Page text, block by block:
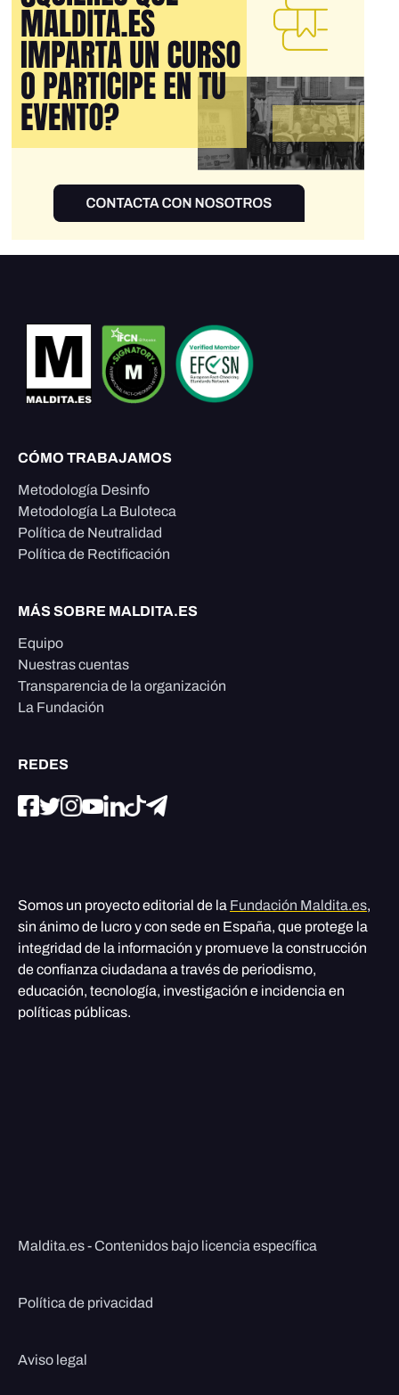
CÓMO TRABAJAMOS
Metodología Desinfo
Metodología La Buloteca
Política de Neutralidad
Política de Rectificación
MÁS SOBRE MALDITA.ES
Equipo
Nuestras cuentas
Transparencia de la organización
La Fundación
REDES
Somos un proyecto editorial de la Fundación Maldita.es,
sin ánimo de lucro y con sede en España, que protege la
integridad de la información y promueve la construcción
de confianza ciudadana a través de periodismo,
educación, tecnología, investigación e incidencia en
políticas públicas.
Maldita.es - Contenidos bajo licencia específica
Política de privacidad
Aviso legal